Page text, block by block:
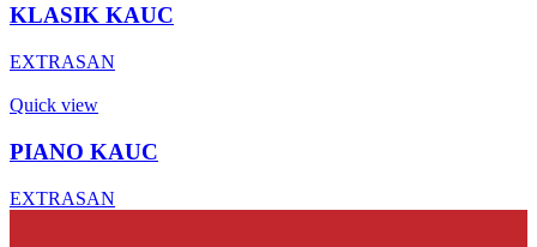
KLASIK KAUC
EXTRASAN
Quick view
PIANO KAUC
EXTRASAN